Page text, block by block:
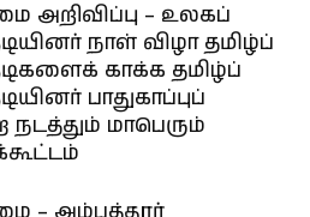
அறிவிப்பு – உலகப்
நாள் விழா தமிழ்ப்
காக்க தமிழ்ப்
பாதுகாப்புப்
நடத்தும் மாபெரும்